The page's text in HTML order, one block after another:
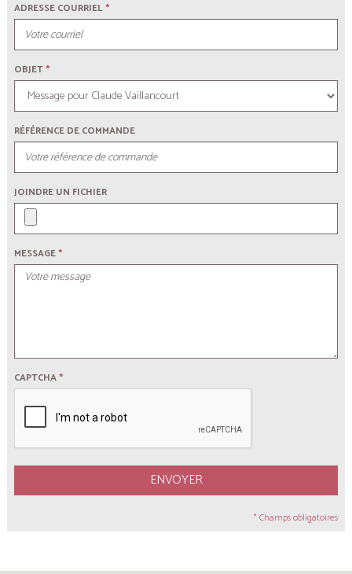
ADRESSE COURRIEL*
OBJET*
RÉFÉRENCE DE COMMANDE
JOINDRE UN FICHIER
MESSAGE*
CAPTCHA*
ENVOYER
* Champs obligatoires